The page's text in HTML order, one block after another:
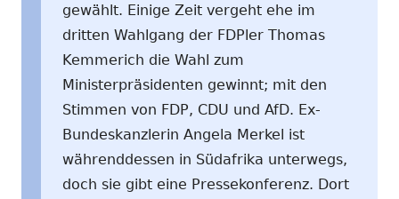
gewählt. Einige Zeit vergeht ehe im
dritten Wahlgang der FDPler Thomas
Kemmerich die Wahl zum
Ministerpräsidenten gewinnt; mit den
Stimmen von FDP, CDU und AfD. Ex-
Bundeskanzlerin Angela Merkel ist
währenddessen in Südafrika unterwegs,
doch sie gibt eine Pressekonferenz. Dort